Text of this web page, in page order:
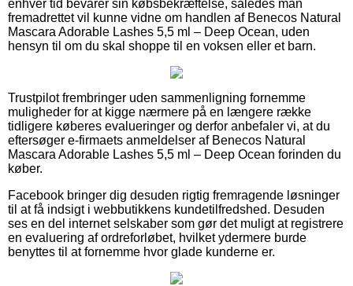
enhver tid bevarer sin købsbekræftelse, således man
fremadrettet vil kunne vidne om handlen af Benecos Natural
Mascara Adorable Lashes 5,5 ml – Deep Ocean, uden
hensyn til om du skal shoppe til en voksen eller et barn.
Trustpilot frembringer uden sammenligning fornemme
muligheder for at kigge nærmere på en længere række
tidligere køberes evalueringer og derfor anbefaler vi, at du
eftersøger e-firmaets anmeldelser af Benecos Natural
Mascara Adorable Lashes 5,5 ml – Deep Ocean forinden du
køber.
Facebook bringer dig desuden rigtig fremragende løsninger
til at få indsigt i webbutikkens kundetilfredshed. Desuden
ses en del internet selskaber som gør det muligt at registrere
en evaluering af ordreforløbet, hvilket ydermere burde
benyttes til at fornemme hvor glade kunderne er.